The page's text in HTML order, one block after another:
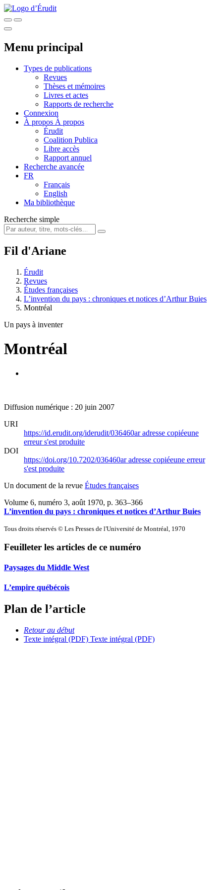
Menu principal
Types de publications
Revues
Thèses et mémoires
Livres et actes
Rapports de recherche
Connexion
À propos À propos
Érudit
Coalition Publica
Libre accès
Rapport annuel
Recherche avancée
FR
Français
English
Ma bibliothèque
Recherche simple
Fil d'Ariane
Érudit
Revues
Études françaises
L’invention du pays : chroniques et notices d’Arthur Buies
Montréal
Un pays à inventer
Montréal
Diffusion numérique : 20 juin 2007
URI
https://id.erudit.org/iderudit/036460aradresse copiéeune
erreur s'est produite
DOI
https://doi.org/10.7202/036460aradresse copiéeune erreur
s'est produite
Un document de la revue Études françaises
Volume 6, numéro 3, août 1970, p. 363–366
L’invention du pays : chroniques et notices d’Arthur Buies
Tous droits réservés © Les Presses de l'Université de Montréal, 1970
Feuilleter les articles de ce numéro
Paysages du Middle West
L’empire québécois
Plan de l’article
Retour au début
Texte intégral (PDF) Texte intégral (PDF)